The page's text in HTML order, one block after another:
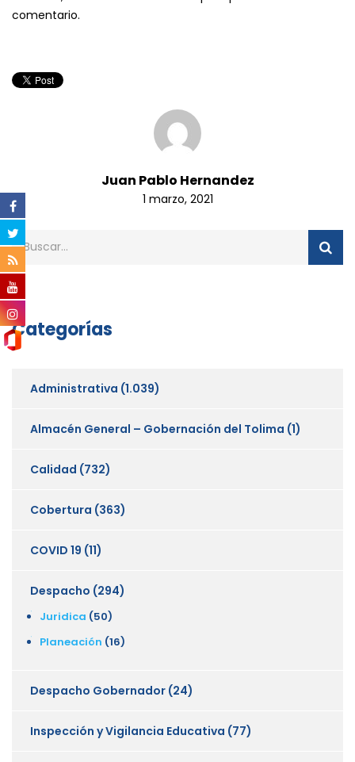
comentario.
Juan Pablo Hernandez
1 marzo, 2021
Categorías
Administrativa (1.039)
Almacén General – Gobernación del Tolima (1)
Calidad (732)
Cobertura (363)
COVID 19 (11)
Despacho (294)
Juridica (50)
Planeación (16)
Despacho Gobernador (24)
Inspección y Vigilancia Educativa (77)